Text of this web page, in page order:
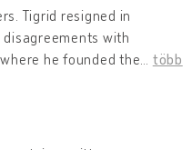
Tigrid resigned in
with
he founded the
több